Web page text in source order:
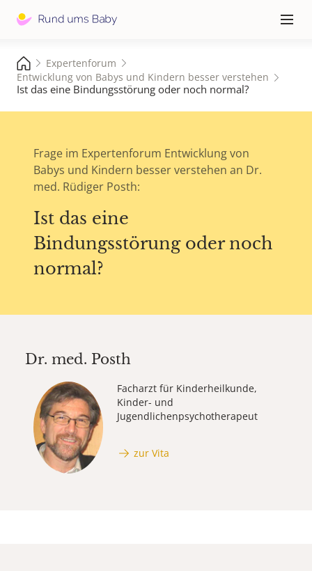
≡
Expertenforum
Entwicklung von Babys und Kindern besser verstehen
Ist das eine Bindungsstörung oder noch normal?
Frage im Expertenforum Entwicklung von
Babys und Kindern besser verstehen an Dr.
med. Rüdiger Posth:
Ist das eine
Bindungsstörung oder noch
normal?
Dr. med. Posth
Facharzt für Kinderheilkunde,
Kinder- und
Jugendlichenpsychotherapeut
zur Vita